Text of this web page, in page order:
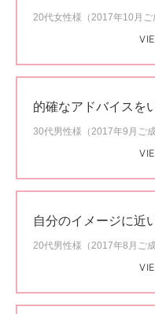
20代女性様（2017年10月ご
的確なアドバイスを
30代男性様（2017年9月ご成
自分のイメージに近
20代男性様（2017年8月ご成